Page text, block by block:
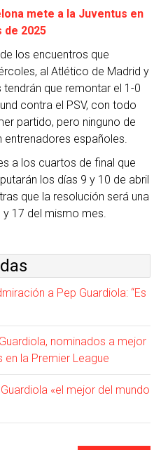
mete a la Juventus en
de 2025
los encuentros que
al Atlético de Madrid y
que remontar el 1-0
contra el PSV, con todo
partido, pero ninguno de
españoles.
a los cuartos de final que
los días 9 y 10 de abril
que la resolución será una
17 del mismo mes.
a Pep Guardiola: “Es
nominados a mejor
en la Premier League
«el mejor del mundo